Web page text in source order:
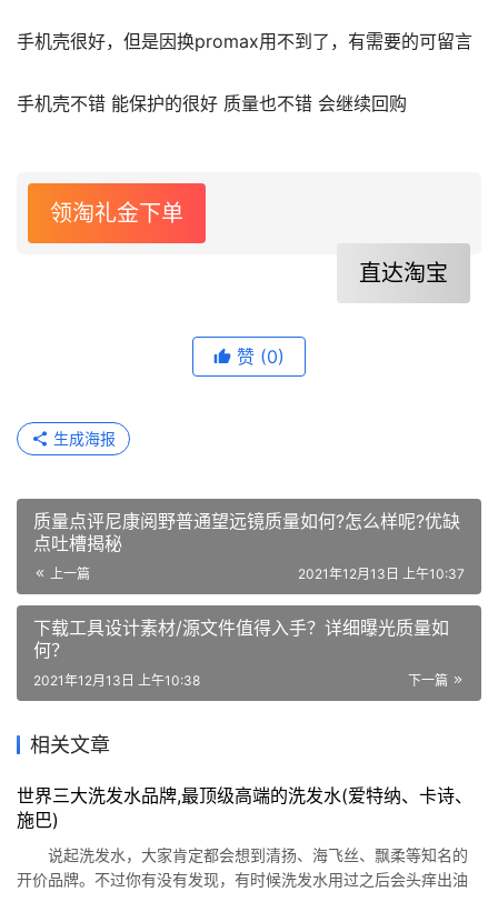
手机壳很好，但是因换promax用不到了，有需要的可留言
手机壳不错 能保护的很好 质量也不错 会继续回购
领淘礼金下单
直达淘宝
赞 (0)
生成海报
质量点评尼康阅野普通望远镜质量如何?怎么样呢?优缺
点吐槽揭秘
上一篇 2021年12月13日 上午10:37
下载工具设计素材/源文件值得入手？详细曝光质量如
何？
下一篇
2021年12月13日 上午10:38
相关文章
世界三大洗发水品牌,最顶级高端的洗发水(爱特纳、卡诗、
施巴)
说起洗发水，大家肯定都会想到清扬、海飞丝、飘柔等知名的
开价品牌。不过你有没有发现，有时候洗发水用过之后会头痒出油